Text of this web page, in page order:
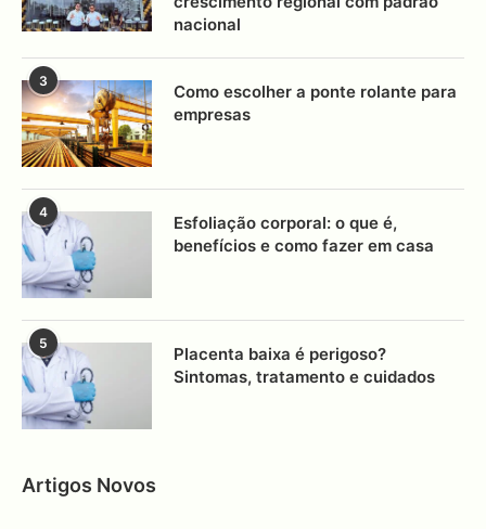
nacional
3
Como escolher a ponte rolante para
empresas
4
Esfoliação corporal: o que é,
benefícios e como fazer em casa
5
Placenta baixa é perigoso?
Sintomas, tratamento e cuidados
Artigos Novos